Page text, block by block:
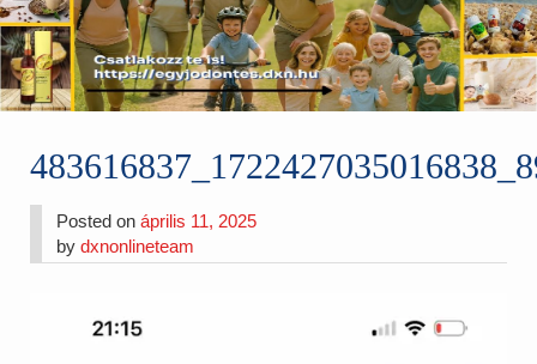
Posted onáprilis 11, 2025
bydxnonlineteam